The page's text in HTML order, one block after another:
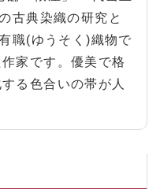
古典染織の研究と
職(ゆうそく)織物で
家です。優美で格
る色合いの帯が人